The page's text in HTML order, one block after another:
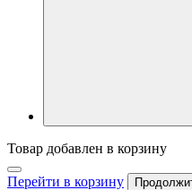
Товар добавлен в корзину
Перейти в корзину